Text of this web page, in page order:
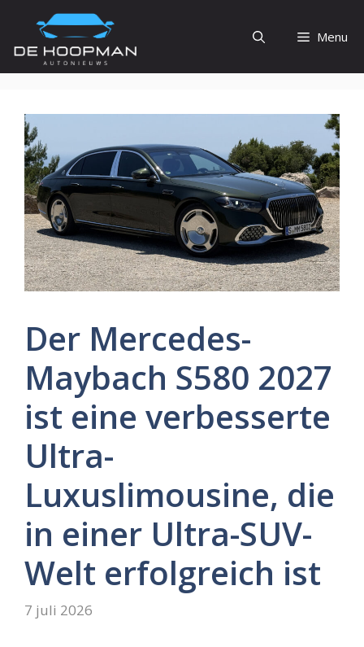
de
inhoud
Menu
Der Mercedes-
Maybach S580 2027
ist eine verbesserte
Ultra-
Luxuslimousine, die
in einer Ultra-SUV-
Welt erfolgreich ist
7 juli 2026